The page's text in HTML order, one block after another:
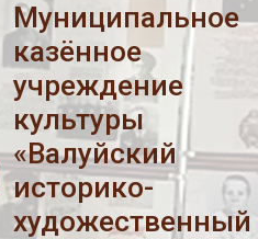
Муниципальное
казённое
учреждение
культуры
«Валуйский
историко-
художественный